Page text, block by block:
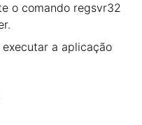
o comando regsvr32
a aplicação